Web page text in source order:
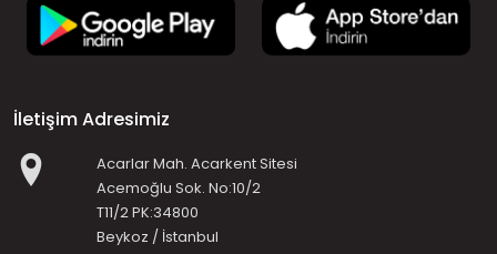
İletişim Adresimiz
Acarlar Mah. Acarkent Sitesi
Acemoğlu Sok. No:10/2
T11/2 PK:34800
Beykoz / İstanbul